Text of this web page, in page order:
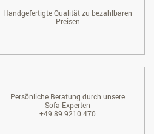
Handgefertigte Qualität zu bezahlbaren
Preisen
Persönliche Beratung durch unsere
Sofa-Experten
+49 89 9210 470